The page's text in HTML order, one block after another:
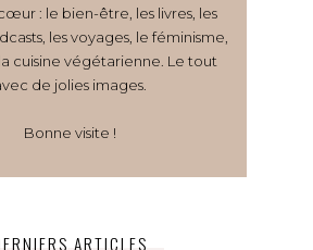
: le bien-être, les livres, les
les voyages, le féminisme,
cuisine végétarienne. Le tout
de jolies images.
Bonne visite !
ARTICLES